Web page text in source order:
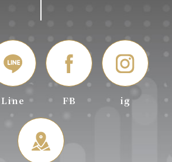
Line FB ig